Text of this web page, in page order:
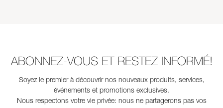
ABONNEZ-VOUS ET RESTEZ INFORMÉ!
Soyez le premier à découvrir nos nouveaux produits, services,
événements et promotions exclusives.
Nous respectons votre vie privée: nous ne partagerons pas vos